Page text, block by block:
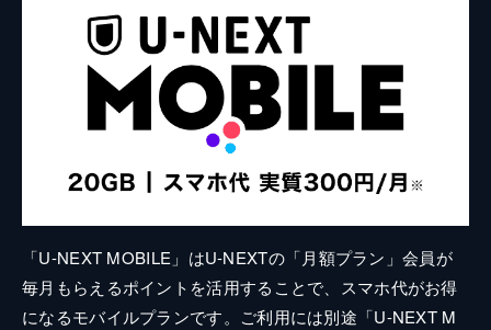
「U-NEXT MOBILE」はU-NEXTの「月額プラン」会員が
毎月もらえるポイントを活用することで、スマホ代がお得
になるモバイルプランです。ご利用には別途「U-NEXT M